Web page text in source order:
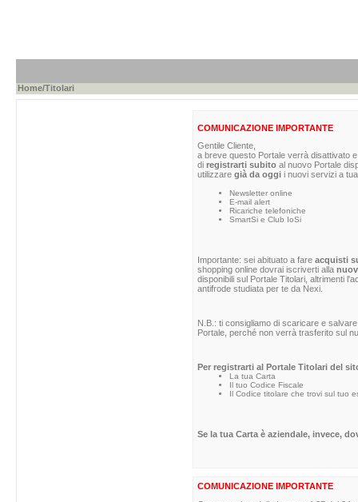
Home/Titolari
COMUNICAZIONE IMPORTANTE
Gentile Cliente,
a breve questo Portale verrà disattivato
diregistrarti subitoal nuovo Portale
utilizzare già da oggii nuovi servizi a
Newsletter online
E-mail alert
Ricariche telefoniche
SmartSi e Club IoSi
Importante: sei abituato a fare acquisti
shopping online dovrai iscriverti alla
disponibili sul Portale Titolari, altrimenti
antifrode studiata per te da Nexi.
N.B.: ti consigliamo di scaricare e
Portale, perché non verrà trasferito sul
Per registrarti al Portale Titolari del
La tua Carta
Il tuo Codice Fiscale
Il Codice titolare che trovi sul tuo
Se la tua Carta è aziendale, invece,
COMUNICAZIONE IMPORTANTE